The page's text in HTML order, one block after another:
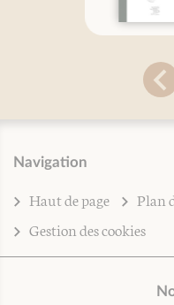
Navigation
Haut de page Plan
Gestion des cookies